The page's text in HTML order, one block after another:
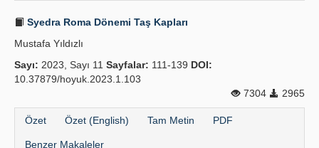
Syedra Roma Dönemi Taş Kapları
Mustafa Yıldızlı
Sayı: 2023, Sayı 11 Sayfalar: 111-139 DOI:
10.37879/hoyuk.2023.1.103
7304
2965
Özet Özet (English) Tam Metin PDF
Benzer Makaleler